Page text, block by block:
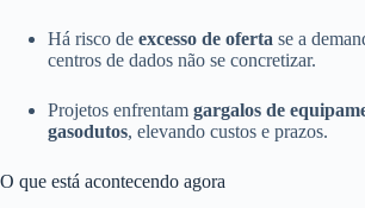
Há risco de excesso de oferta se a
centros de dados não se concretizar.
Projetos enfrentam gargalos de
gasodutos, elevando custos e prazos.
O que está acontecendo agora